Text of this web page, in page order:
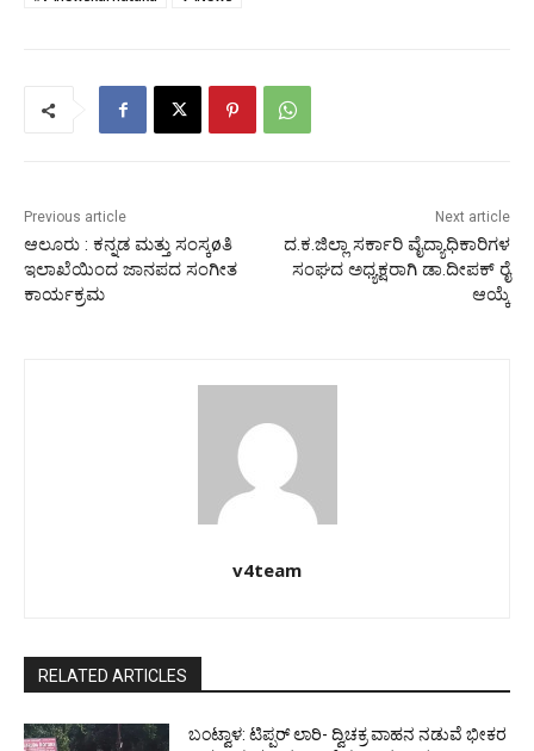
Previous article
ಆಲೂರು : ಕನ್ನಡ ಮತ್ತು ಸಂಸ್ಕøತಿ
ಇಲಾಖೆಯಿಂದ ಜಾನಪದ ಸಂಗೀತ
ಕಾರ್ಯಕ್ರಮ
Next article
ದ.ಕ.ಜಿಲ್ಲಾ ಸರ್ಕಾರಿ ವೈದ್ಯಾಧಿಕಾರಿಗಳ
ಸಂಘದ ಅಧ್ಯಕ್ಷರಾಗಿ ಡಾ.ದೀಪಕ್ ರೈ
ಆಯ್ಕೆ
v4team
RELATED ARTICLES
ಬಂಟ್ವಾಳ: ಟಿಪ್ಪರ್ ಲಾರಿ- ದ್ವಿಚಕ್ರ ವಾಹನ ನಡುವೆ ಭೀಕರ